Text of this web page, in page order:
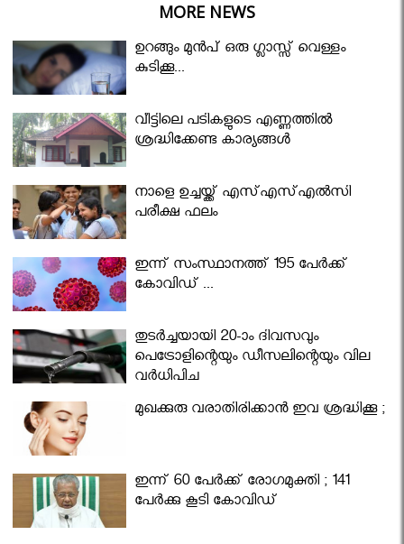
MORE NEWS
ഉറങ്ങും മുന്‍പ് ഒരു ഗ്ലാസ്സ് വെള്ളം
കുടിക്കൂ...
വീട്ടിലെ പടികളുടെ എണ്ണത്തിൽ
ശ്രദ്ധിക്കേണ്ട കാര്യങ്ങൾ
നാളെ ഉച്ചയ്ക്ക് എസ്എസ്എല്‍സി
പരീക്ഷ ഫലം
ഇന്ന് സംസ്ഥാനത്ത് 195 പേര്‍ക്ക്
കോവിഡ് ...
തുടർച്ചയായി 20-ാം ദിവസവും
പെട്രോളിന്റെയും ഡീസലിന്റെയും വില
വര്‍ധിപ്പിച്ചു
മുഖക്കുരു വരാതിരിക്കാന്‍ ഇവ ശ്രദ്ധിക്കൂ ;
ഇന്ന് 60 പേർക്ക് രോഗമുക്തി ; 141
പേര്‍ക്കു കൂടി കോവിഡ്